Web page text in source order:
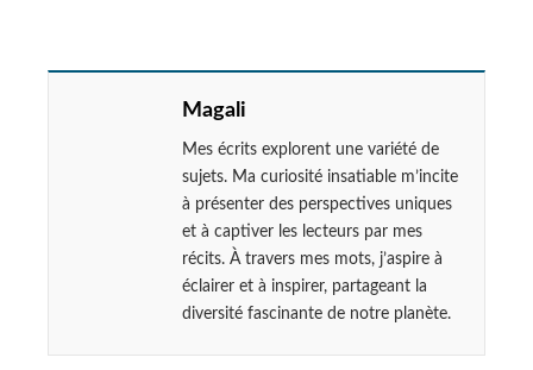
Magali
Mes écrits explorent une variété de
sujets. Ma curiosité insatiable m’incite
à présenter des perspectives uniques
et à captiver les lecteurs par mes
récits. À travers mes mots, j’aspire à
éclairer et à inspirer, partageant la
diversité fascinante de notre planète.